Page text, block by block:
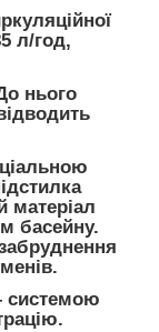
л/год,
нього
матеріал
басейну.
системою